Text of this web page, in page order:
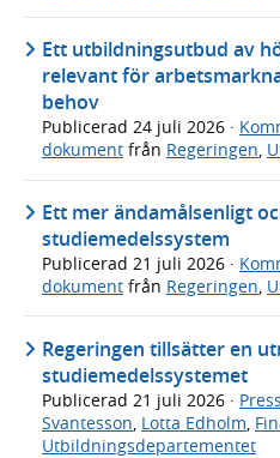
Ett utbildningsutbud av
relevant för
behov
Publicerad 24 juli 2026 ·
dokument från Regeringen,
Ett mer ändamålsenligt
studiemedelssystem
Publicerad 21 juli 2026 ·
dokument från Regeringen,
Regeringen tillsätter en
studiemedelssystemet
Publicerad 21 juli 2026 ·
Svantesson Lotta Edholm
Utbildningsdepartementet